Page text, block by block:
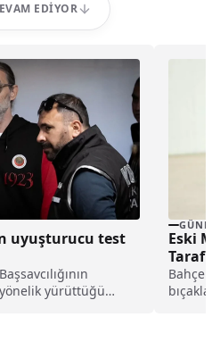
EDIYOR
uyuşturucu test
yürüttüğü
Eski
bıçakla